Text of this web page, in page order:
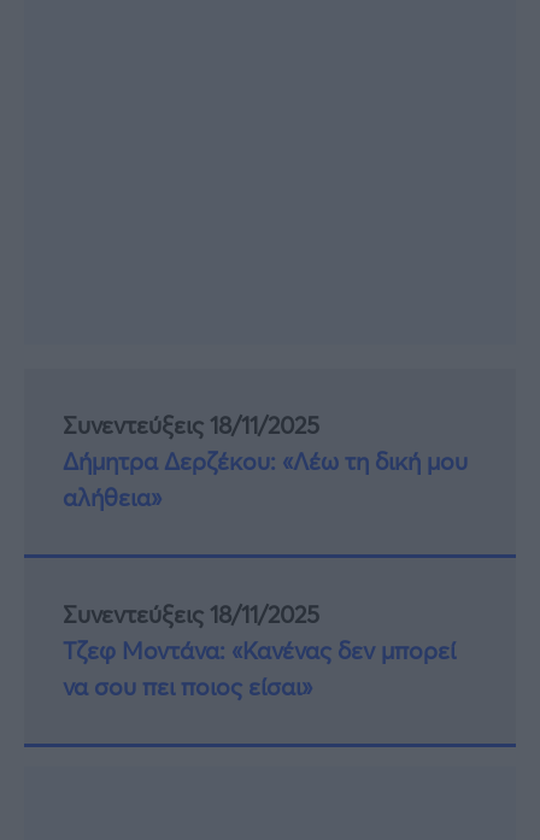
Συνεντεύξεις 18/11/2025
Δήμητρα Δερζέκου: «Λέω τη δική μου
αλήθεια»
Συνεντεύξεις 18/11/2025
Τζεφ Μοντάνα: «Κανένας δεν μπορεί
να σου πει ποιος είσαι»